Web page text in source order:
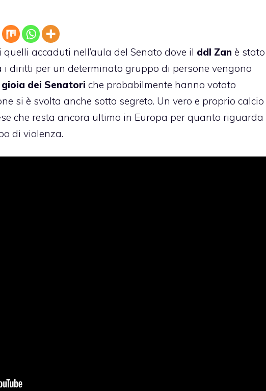
accaduti nell’aula del Senato dove il ddl Zan è stato
i diritti per un determinato gruppo di persone vengono
gioia dei Senatori che probabilmente hanno votato
si è svolta anche sotto segreto. Un vero e proprio calcio
che resta ancora ultimo in Europa per quanto riguarda
di violenza.